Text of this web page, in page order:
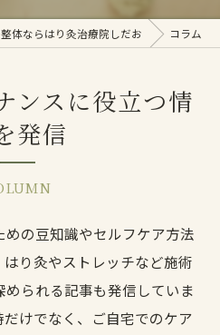
体ならはり灸治療院しだお コラム
ンスに役立つ情
発信
の豆知識やセルフケア方法
り灸やストレッチなど施術
られる記事も発信していま
けでなく、ご自宅でのケア